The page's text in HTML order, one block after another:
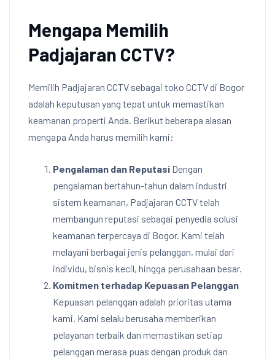
Mengapa Memilih
Padjajaran CCTV?
Memilih Padjajaran CCTV sebagai toko CCTV di Bogor
adalah keputusan yang tepat untuk memastikan
keamanan properti Anda. Berikut beberapa alasan
mengapa Anda harus memilih kami:
Pengalaman dan Reputasi Dengan
pengalaman bertahun-tahun dalam industri
sistem keamanan, Padjajaran CCTV telah
membangun reputasi sebagai penyedia solusi
keamanan terpercaya di Bogor. Kami telah
melayani berbagai jenis pelanggan, mulai dari
individu, bisnis kecil, hingga perusahaan besar.
Komitmen terhadap Kepuasan Pelanggan
Kepuasan pelanggan adalah prioritas utama
kami. Kami selalu berusaha memberikan
pelayanan terbaik dan memastikan setiap
pelanggan merasa puas dengan produk dan